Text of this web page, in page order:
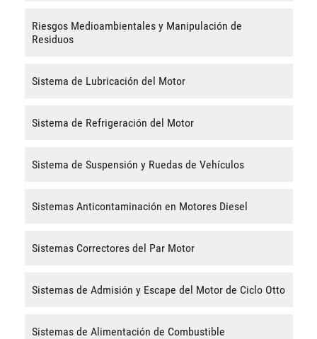
Riesgos Medioambientales y Manipulación de
Residuos
Sistema de Lubricación del Motor
Sistema de Refrigeración del Motor
Sistema de Suspensión y Ruedas de Vehículos
Sistemas Anticontaminación en Motores Diesel
Sistemas Correctores del Par Motor
Sistemas de Admisión y Escape del Motor de Ciclo Otto
Sistemas de Alimentación de Combustible